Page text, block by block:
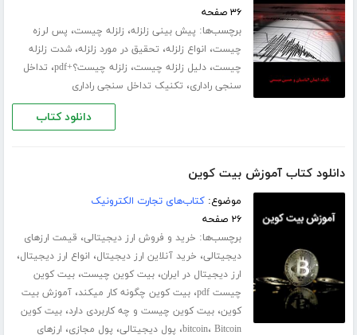
۳۶ صفحه
برچسب‌ها: پیش بینی زلزله، زلزله چیست، پس لرزه
چیست، انواع زلزله، تحقیق در مورد زلزله،شدت زلزله
چیست،دلیل زلزله چیست، زلزله چیست؟+pdf ، تداخل
سنجی راداری، تکنیک تداخل سنجی راداری
دانلود کتاب
دانلود کتاب آموزش بیت کوین
موضوع:کتاب‌های تجارت الکترونیک
۲۶ صفحه
برچسب‌ها: خرید و فروش ارز دیجیتالی، قیمت ارزهای
دیجیتالی، خرید آنلاین ارز دیجیتال، انواع ارز دیجیتال،
ارز دیجیتال در ایران،بیت کوین چیست،بیت کوین
چیست pdf
،بیت کوین چگونه کار میکند،آموزش بیت
کوین،بیت کوین چیست و چه کاربردی دارد،بیت کوین
bitcoin، Bitcoin ، پول دیجیتالی، پول مجازی، ارزهای